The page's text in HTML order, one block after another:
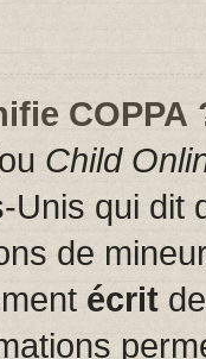
COPPA
Child
Unis qui dit
de
écrit